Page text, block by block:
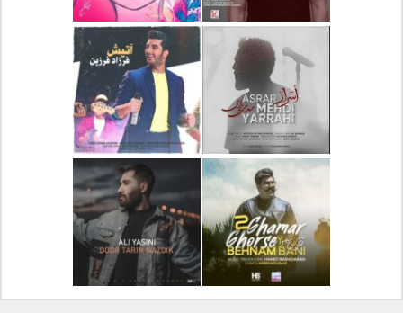
دانلود آهنگ جدید رضا
بهرام بنام نگار
دانلود آهنگ جدید علی
لهراسبی بنام صورت
دانلود آهنگ جدید مهدی
یراحی بنام اسرار
دانلود آهنگ جدید فرزاد
فرزین بنام آتیش